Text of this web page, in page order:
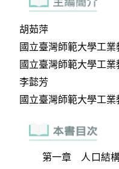
第一章 人口結